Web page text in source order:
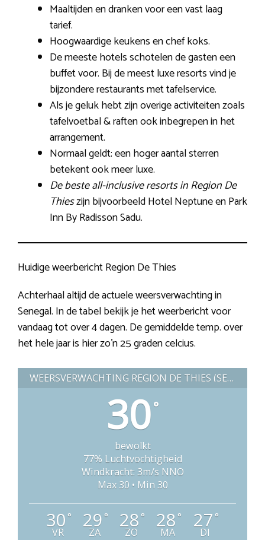
Maaltijden en dranken voor een vast laag
tarief.
Hoogwaardige keukens en chef koks.
De meeste hotels schotelen de gasten een
buffet voor. Bij de meest luxe resorts vind je
bijzondere restaurants met tafelservice.
Als je geluk hebt zijn overige activiteiten zoals
tafelvoetbal & raften ook inbegrepen in het
arrangement.
Normaal geldt: een hoger aantal sterren
betekent ook meer luxe.
De beste all-inclusive resorts in Region De
Thieszijn bijvoorbeeld Hotel Neptune en Park
Inn By Radisson Sadu.
Huidige weerbericht Region De Thies
Achterhaal altijd de actuele weersverwachting in
Senegal. In de tabel bekijk je het weerbericht voor
vandaag tot over 4 dagen. De gemiddelde temp. over
het hele jaar is hier zo’n 25 graden celcius.
WEERSVERWACHTING REGION DE THIES (SENEGAL)
30°
bewolkt
77% Luchtvochtigheid
Windkracht: 3m/s NNO
Max 30 • Min 30
30°
VR
29°
ZA
28°
ZO
28°
MA
27°
DI